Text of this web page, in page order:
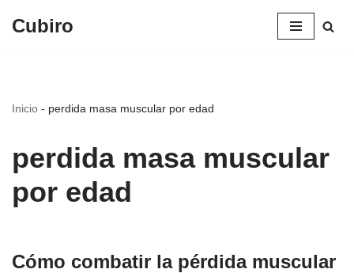
Cubiro
Inicio - perdida masa muscular por edad
perdida masa muscular
por edad
Cómo combatir la pérdida muscular